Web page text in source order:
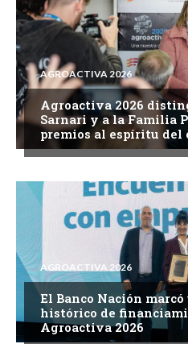
AGROACTIVA 2026
Agroactiva 2026
Sarnari y a la Familia
premios al espíritu del
AGROACTIVA 2026
El Banco Nación
histórico de
Agroactiva 2026